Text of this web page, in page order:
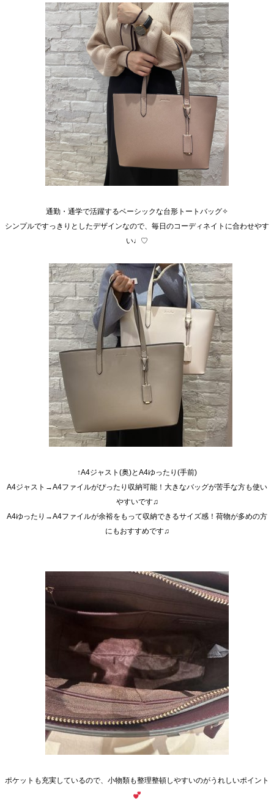
通勤・通学で活躍するベーシックな台形トートバッグ✧
シンプルですっきりとしたデザインなので、毎日のコーディネイトに合わせやす
い♩♡
↑A4ジャスト(奥)とA4ゆったり(手前)
A4ジャスト→A4ファイルがぴったり収納可能！大きなバッグが苦手な方も使い
やすいです♫
A4ゆったり→A4ファイルが余裕をもって収納できるサイズ感！荷物が多めの方
にもおすすめです♫
ポケットも充実しているので、小物類も整理整頓しやすいのがうれしいポイント